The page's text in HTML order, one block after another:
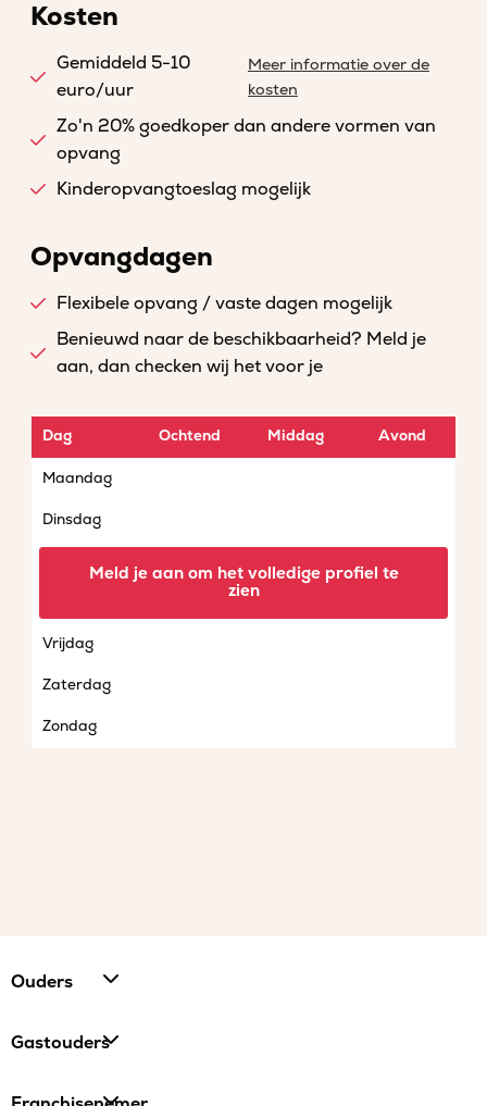
Kosten
Gemiddeld 5-10
euro/uur
Meer informatie over de
kosten
Zo'n 20% goedkoper dan andere vormen van
opvang
Kinderopvangtoeslag mogelijk
Opvangdagen
Flexibele opvang / vaste dagen mogelijk
Benieuwd naar de beschikbaarheid? Meld je
aan, dan checken wij het voor je
Dag Ochtend Middag Avond
Maandag
Dinsdag
Vrijdag
Zaterdag
Zondag
Meld je aan om het volledige profiel te
zien
Ouders
Gastouders